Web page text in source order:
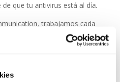
que tu antivirus está al día.
trabajamos cada
que confían su seguridad
entienden que un
suponer una pérdida de